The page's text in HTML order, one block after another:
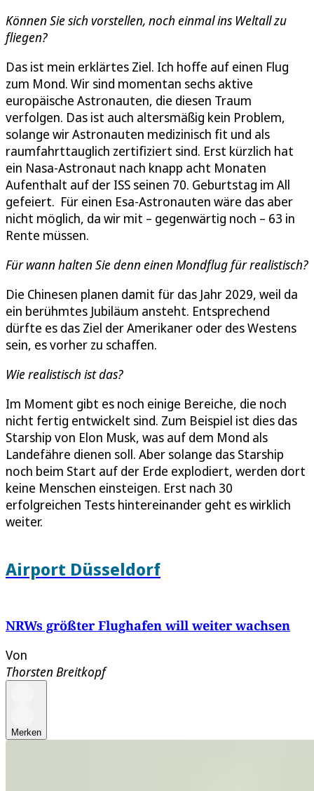
Können Sie sich vorstellen, noch einmal ins Weltall zu
fliegen?
Das ist mein erklärtes Ziel. Ich hoffe auf einen Flug
zum Mond. Wir sind momentan sechs aktive
europäische Astronauten, die diesen Traum
verfolgen. Das ist auch altersmäßig kein Problem,
solange wir Astronauten medizinisch fit und als
raumfahrttauglich zertifiziert sind. Erst kürzlich hat
ein Nasa-Astronaut nach knapp acht Monaten
Aufenthalt auf der ISS seinen 70. Geburtstag im All
gefeiert. Für einen Esa-Astronauten wäre das aber
nicht möglich, da wir mit – gegenwärtig noch – 63 in
Rente müssen.
Für wann halten Sie denn einen Mondflug für realistisch?
Die Chinesen planen damit für das Jahr 2029, weil da
ein berühmtes Jubiläum ansteht. Entsprechend
dürfte es das Ziel der Amerikaner oder des Westens
sein, es vorher zu schaffen.
Wie realistisch ist das?
Im Moment gibt es noch einige Bereiche, die noch
nicht fertig entwickelt sind. Zum Beispiel ist dies das
Starship von Elon Musk, was auf dem Mond als
Landefähre dienen soll. Aber solange das Starship
noch beim Start auf der Erde explodiert, werden dort
keine Menschen einsteigen. Erst nach 30
erfolgreichen Tests hintereinander geht es wirklich
weiter.
Airport Düsseldorf
NRWs größter Flughafen will weiter wachsen
Von
Thorsten Breitkopf
Merken